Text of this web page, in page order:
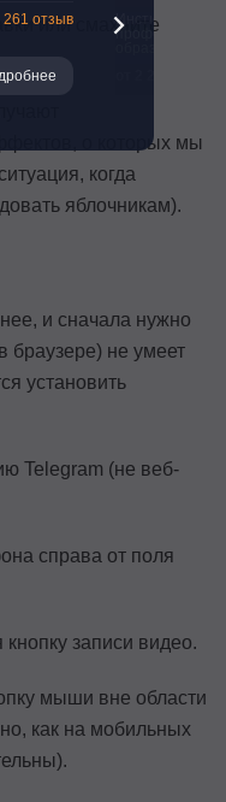
или смахните
о которых мы
когда
яблочникам).
и сначала нужно
браузере) не умеет
установить
Telegram (не веб-
справа от поля
записи видео.
мыши вне области
как на мобильных
261 отзыв
Институт